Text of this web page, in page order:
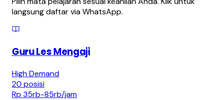
langsung daftar via WhatsApp.
Guru Les Mengaji
High Demand
20 posisi
Rp 35rb-85rb/jam